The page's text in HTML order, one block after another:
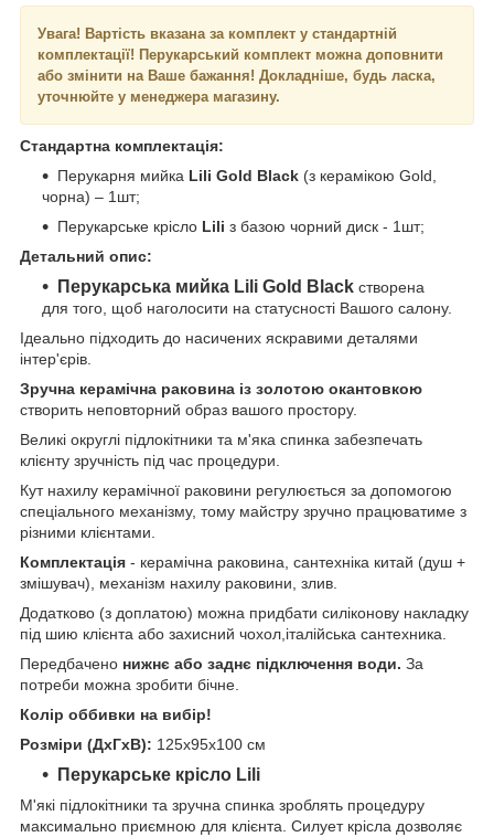
Увага! Вартість вказана за комплект у стандартній
комплектації! Перукарський комплект можна доповнити
або змінити на Ваше бажання! Докладніше, будь ласка,
уточнюйте у менеджера магазину.
Стандартна комплектація:
Перукарня мийка Lili Gold Black (з керамікою Gold,
чорна) – 1шт;
Перукарське крісло Lili з базою чорний диск - 1шт;
Детальний опис:
Перукарська мийка Lili Gold Black створена
для того, щоб наголосити на статусності Вашого салону.
Ідеально підходить до насичених яскравими деталями
інтер'єрів.
Зручна керамічна раковина із золотою окантовкою
створить неповторний образ вашого простору.
Великі округлі підлокітники та м'яка спинка забезпечать
клієнту зручність під час процедури.
Кут нахилу керамічної раковини регулюється за допомогою
спеціального механізму, тому майстру зручно працюватиме з
різними клієнтами.
Комплектація - керамічна раковина, сантехніка китай (душ +
змішувач), механізм нахилу раковини, злив.
Додатково (з доплатою) можна придбати силіконову накладку
під шию клієнта або захисний чохол,італійська сантехника.
Передбачено нижнє або заднє підключення води. За
потреби можна зробити бічне.
Колір оббивки на вибір!
Розміри (ДхГхВ): 125х95х100 см
Перукарське крісло Lili
М'які підлокітники та зручна спинка зроблять процедуру
максимально приємною для клієнта. Силует крісла дозволяє